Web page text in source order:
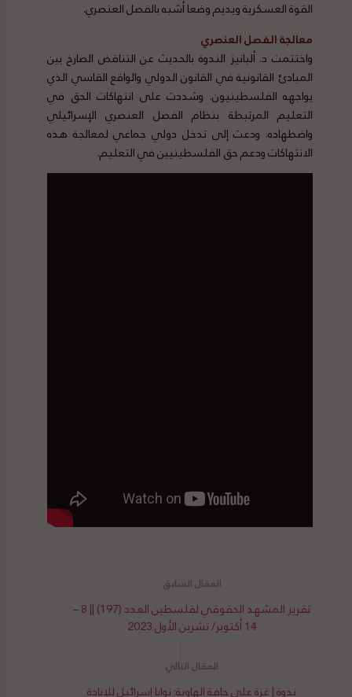
القوة العسكرية ويديم وضعا أشبه بالفصل العنصري.
معالجة الفصل العنصري
واختتمت د. ألبانيز الندوة بالحديث عن التناقض الصارخ بين
المبادئ القانونية في القانون الدولي والواقع القاسي الذي
يواجهه الفلسطينيون. وشددت على انتهاكات الحق في
التعليم المرتبطة بنظام الفصل العنصري الإسرائيلي
واضطهاده. ودعت إلى تدخل دولي جماعي لمعالجة هذه
الانتهاكات ودعم حق الفلسطينيين في التعليم.
تقرير المشهد الحقوقي لفلسطين العدد (197) || 8 –
14 أكتوبر/ تشرين الأول 2023
ندوة | غزة على حافة الهاوية: نوايا إسرائيل للإبادة